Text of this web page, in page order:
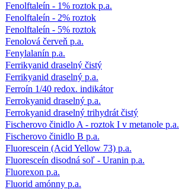
Fenolftaleín - 1% roztok p.a.
Fenolftaleín - 2% roztok
Fenolftaleín - 5% roztok
Fenolová červeň p.a.
Fenylalanín p.a.
Ferrikyanid draselný čistý
Ferrikyanid draselný p.a.
Ferroín 1/40 redox. indikátor
Ferrokyanid draselný p.a.
Ferrokyanid draselný trihydrát čistý
Fischerovo činidlo A - roztok I v metanole p.a.
Fischerovo činidlo B p.a.
Fluorescein (Acid Yellow 73) p.a.
Fluoresceín disodná soľ - Uranin p.a.
Fluorexon p.a.
Fluorid amónny p.a.